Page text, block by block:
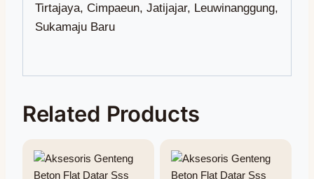
Related Products